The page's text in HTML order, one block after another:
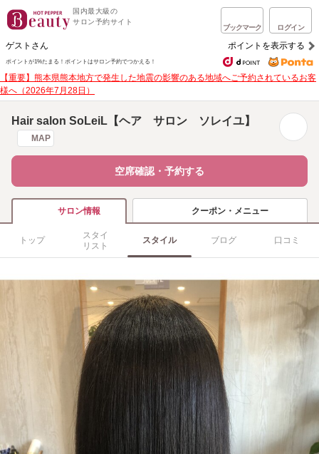
国内最大級の
サロン予約サイト
ブックマーク ログイン
ゲストさん ポイントを表示する
ポイントが1%たまる！ ポイントはサロン予約でつかえる！
【重要】熊本県熊本地方で発生した地震の影響のある地域へご予約されているお客
様へ（2026年7月28日）
Hair salon SoLeiL【ヘア サロン ソレイユ】
MAP
空席確認・予約する
サロン情報 クーポン・メニュー
トップ
スタイ
リスト
スタイル ブログ 口コミ